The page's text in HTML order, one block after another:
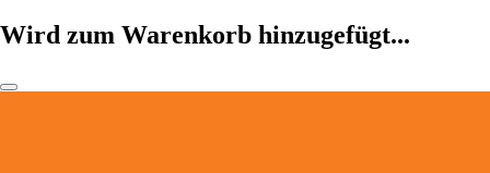
Wird zum Warenkorb hinzugefügt...